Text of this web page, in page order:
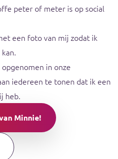
peter of meter is op social
een foto van mij zodat ik
in onze
iedereen te tonen dat ik een
heb.
Minnie!